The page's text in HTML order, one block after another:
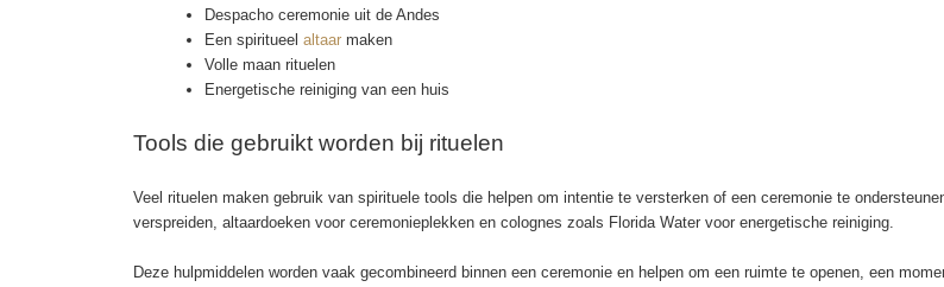
Despacho ceremonie uit de Andes
Een spiritueel altaar maken
Volle maan rituelen
Energetische reiniging van een huis
Tools die gebruikt worden bij rituelen
Veel rituelen maken gebruik van spirituele tools die helpen om intentie te versterken of een ceremonie te
verspreiden, altaardoeken voor ceremonieplekken en colognes zoals Florida Water voor energetische reiniging.
Deze hulpmiddelen worden vaak gecombineerd binnen een ceremonie en helpen om een ruimte te openen, een